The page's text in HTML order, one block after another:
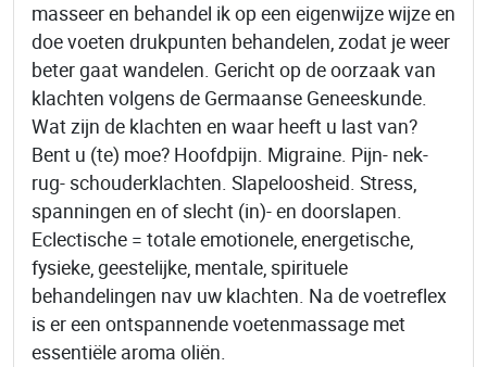
masseer en behandel ik op een eigenwijze wijze en
doe voeten drukpunten behandelen, zodat je weer
beter gaat wandelen. Gericht op de oorzaak van
klachten volgens de Germaanse Geneeskunde.
Wat zijn de klachten en waar heeft u last van?
Bent u (te) moe? Hoofdpijn. Migraine. Pijn- nek-
rug- schouderklachten. Slapeloosheid. Stress,
spanningen en of slecht (in)- en doorslapen.
Eclectische = totale emotionele, energetische,
fysieke, geestelijke, mentale, spirituele
behandelingen nav uw klachten. Na de voetreflex
is er een ontspannende voetenmassage met
essentiële aroma oliën.